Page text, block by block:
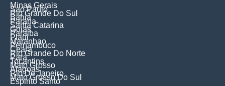
Minas Gerais
Sao Paulo
Rio Grande Do Sul
Bahia
Parana
Santa Catarina
Goias
Paraiba
Piaui
Maranhao
Pernambuco
Ceara
Rio Grande Do Norte
Para
Tocantins
Mato Grosso
Alagoas
Rio De Janeiro
Mato Grosso Do Sul
Espirito Santo